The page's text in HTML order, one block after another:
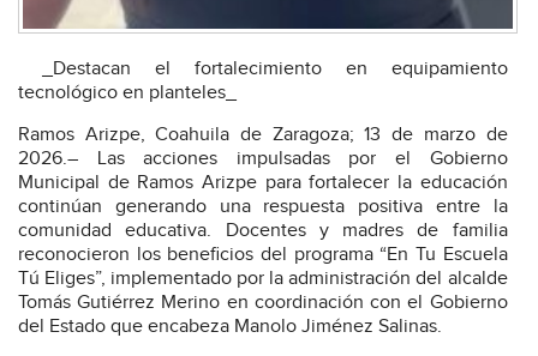
_Destacan el fortalecimiento en equipamiento
tecnológico en planteles_
Ramos Arizpe, Coahuila de Zaragoza; 13 de marzo de
2026.– Las acciones impulsadas por el Gobierno
Municipal de Ramos Arizpe para fortalecer la educación
continúan generando una respuesta positiva entre la
comunidad educativa. Docentes y madres de familia
reconocieron los beneficios del programa “En Tu Escuela
Tú Eliges”, implementado por la administración del alcalde
Tomás Gutiérrez Merino en coordinación con el Gobierno
del Estado que encabeza Manolo Jiménez Salinas.